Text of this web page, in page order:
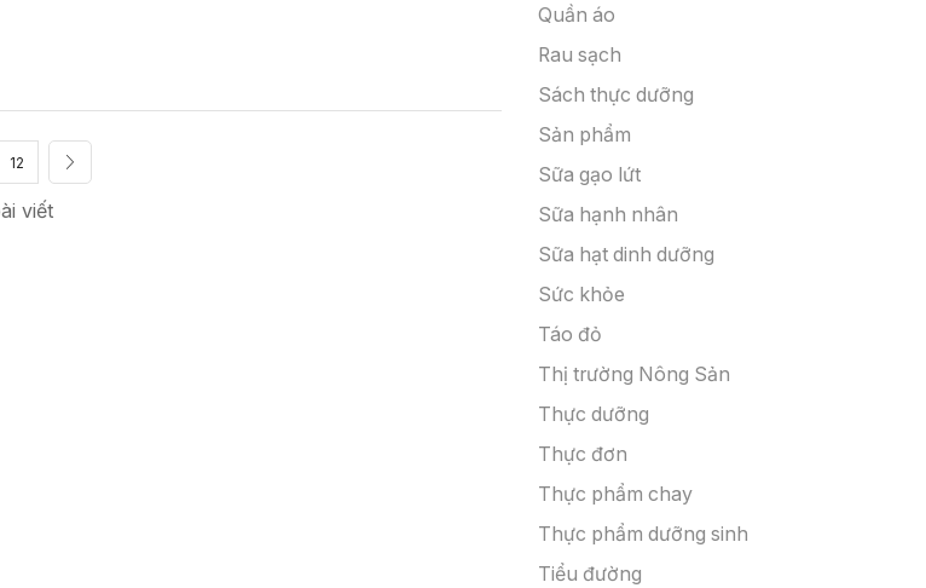
viết
12
Quần áo
Rau sạch
Sách thực dưỡng
Sản phẩm
Sữa gạo lứt
Sữa hạnh nhân
Sữa hạt dinh dưỡng
Sức khỏe
Táo đỏ
Thị trường Nông Sản
Thực dưỡng
Thực đơn
Thực phẩm chay
Thực phẩm dưỡng sinh
Tiểu đường